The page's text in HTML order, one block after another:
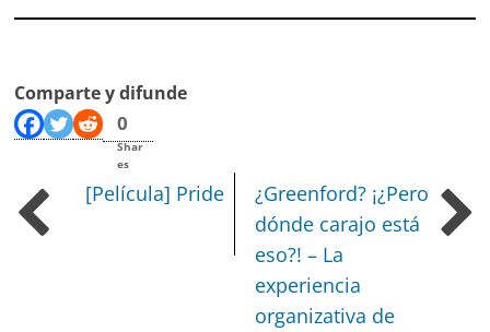
Comparte y difunde
0
Shar
es
[Película] Pride
¿Greenford? ¡¿Pero
dónde carajo está
eso?! – La
experiencia
organizativa de